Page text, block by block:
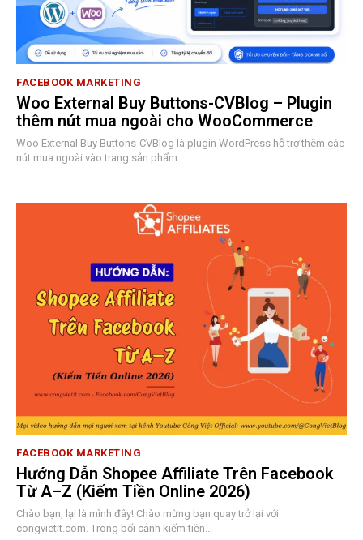
FACEBOOK MARKETING
Woo External Buy Buttons-CVBlog – Plugin
thêm nút mua ngoài cho WooCommerce
Woo External Buy Buttons-CVBlog là plugin WordPress hỗ trợ thêm các
nút mua ngoài vào trang sản phẩm...
FACEBOOK MARKETING
Hướng Dẫn Shopee Affiliate Trên Facebook
Từ A–Z (Kiếm Tiền Online 2026)
Chào bạn, lại là mình đây! Chào mừng bạn quay trở lại với
congvietit.com. Trong bối cảnh kiếm tiền...